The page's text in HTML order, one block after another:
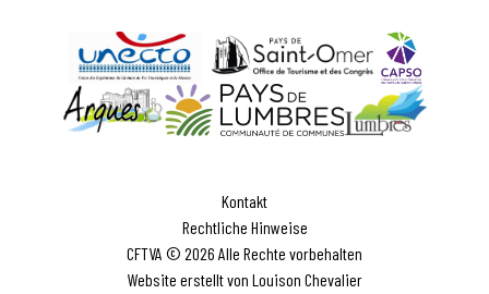
Kontakt
Rechtliche Hinweise
CFTVA © 2026 Alle Rechte vorbehalten
Website erstellt von Louison Chevalier